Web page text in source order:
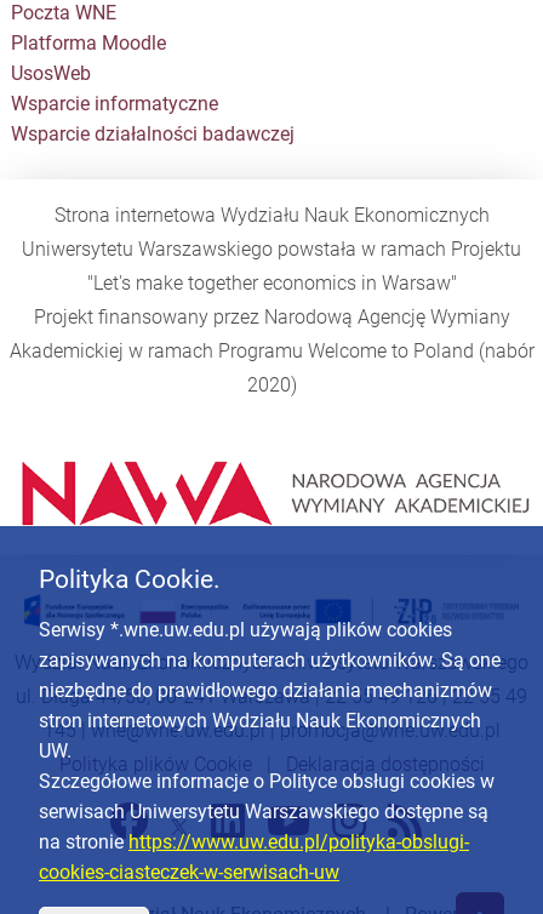
Poczta WNE
Platforma Moodle
UsosWeb
Wsparcie informatyczne
Wsparcie działalności badawczej
Strona internetowa Wydziału Nauk Ekonomicznych
Uniwersytetu Warszawskiego powstała w ramach Projektu
"Let's make together economics in Warsaw"
Projekt finansowany przez Narodową Agencję Wymiany
Akademickiej w ramach Programu Welcome to Poland (nabór
2020)
Wydział Nauk Ekonomicznych Uniwersytetu Warszawskiego
ul. Długa 44/50, 00-241 Warszawa | 22 55 49 126 | 22 55 49
145 |wne@wne.uw.edu.pl|promocja@wne.uw.edu.pl
Polityka plików Cookie| Deklaracja dostępności
Polityka Cookie.
Serwisy *.wne.uw.edu.pl używają plików cookies
zapisywanych na komputerach użytkowników. Są one
niezbędne do prawidłowego działania mechanizmów
stron internetowych Wydziału Nauk Ekonomicznych
UW.
Szczegółowe informacje o Polityce obsługi cookies w
serwisach Uniwersytetu Warszawskiego dostępne są
na stroniehttps://www.uw.edu.pl/polityka-obslugi-
cookies-ciasteczek-w-serwisach-uw